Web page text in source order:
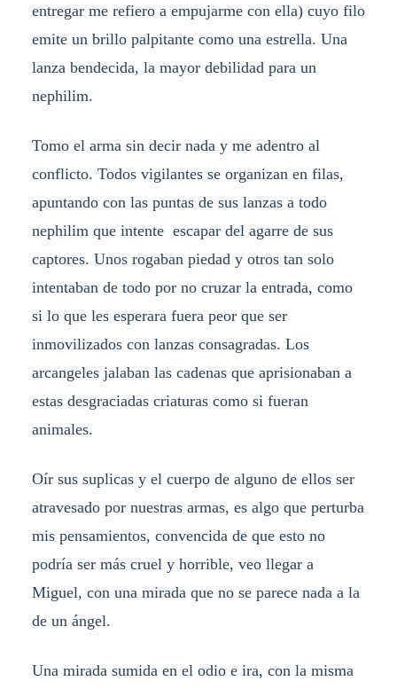
entregar me refiero a empujarme con ella) cuyo filo
emite un brillo palpitante como una estrella. Una
lanza bendecida, la mayor debilidad para un
nephilim.
Tomo el arma sin decir nada y me adentro al
conflicto. Todos vigilantes se organizan en filas,
apuntando con las puntas de sus lanzas a todo
nephilim que intente escapar del agarre de sus
captores. Unos rogaban piedad y otros tan solo
intentaban de todo por no cruzar la entrada, como
si lo que les esperara fuera peor que ser
inmovilizados con lanzas consagradas. Los
arcangeles jalaban las cadenas que aprisionaban a
estas desgraciadas criaturas como si fueran
animales.
Oír sus suplicas y el cuerpo de alguno de ellos ser
atravesado por nuestras armas, es algo que perturba
mis pensamientos, convencida de que esto no
podría ser más cruel y horrible, veo llegar a
Miguel, con una mirada que no se parece nada a la
de un ángel.
Una mirada sumida en el odio e ira, con la misma